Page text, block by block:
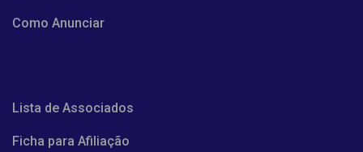
Como Anunciar
Lista de Associados
Ficha para Afiliação